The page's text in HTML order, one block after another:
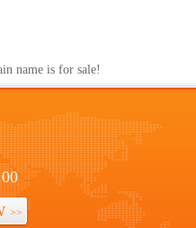
name is for sale!
>>